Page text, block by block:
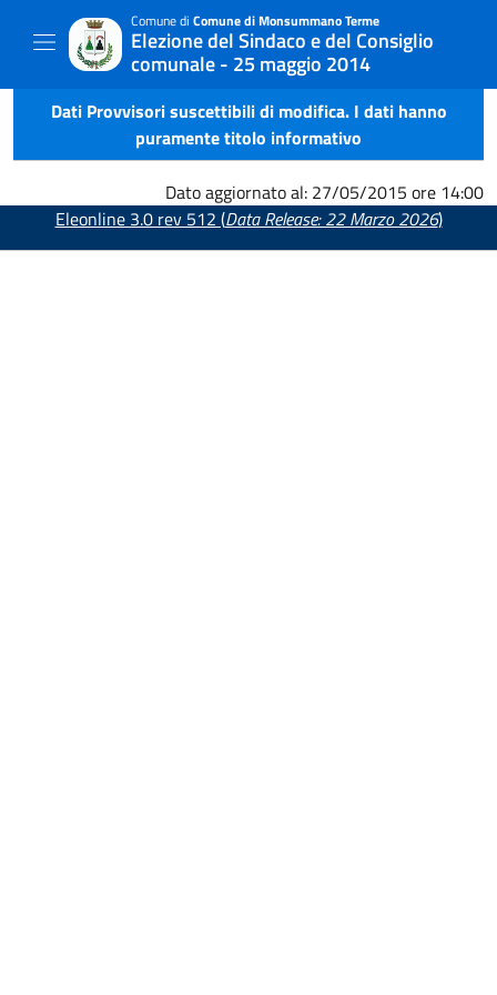
Comune di Comune di Monsummano Terme
Elezione del Sindaco e del Consiglio
comunale - 25 maggio 2014
Dati Provvisori suscettibili di modifica. I dati hanno
puramente titolo informativo
Dato aggiornato al: 27/05/2015 ore 14:00
Eleonline 3.0 rev 512 (Data Release: 22 Marzo 2026)